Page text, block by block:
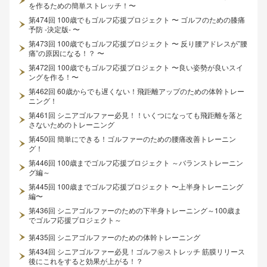
を作るための簡単ストレッチ！〜
第474回 100歳でもゴルフ応援プロジェクト 〜 ゴルフのための膝痛
予防 -決定版- 〜
第473回 100歳でもゴルフ応援プロジェクト 〜 反り腰アドレスが”腰
痛”の原因になる！？ 〜
第472回 100歳でもゴルフ応援プロジェクト 〜良い姿勢が良いスイ
ングを作る！〜
第462回 60歳からでも遅くない！飛距離アップのための体幹トレー
ニング！
第461回 シニアゴルファー必見！！いくつになっても飛距離を落と
さないためのトレーニング
第450回 簡単にできる！ゴルファーのための腰痛改善トレーニン
グ！
第446回 100歳までゴルフ応援プロジェクト ～バランストレーニン
グ編～
第445回 100歳までゴルフ応援プロジェクト 〜上半身トレーニング
編〜
第436回 シニアゴルファーのための下半身トレーニング～100歳ま
でゴルフ応援プロジェクト～
第435回 シニアゴルファーのための体幹トレーニング
第434回 シニアゴルファー必見！ゴルフ㊙ストレッチ 筋膜リリース
後にこれをすると効果が上がる！？